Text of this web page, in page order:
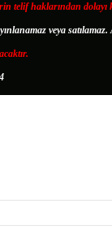
telif haklarından dolayı
veya